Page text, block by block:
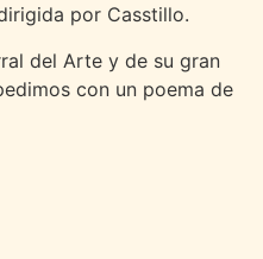
por Casstillo.
del Arte y de su gran
con un poema de